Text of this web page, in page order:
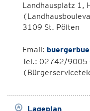
Landhausplatz 1,
3109 St. Pölten
Email:
Tel.: 02742/9005
Lageplan